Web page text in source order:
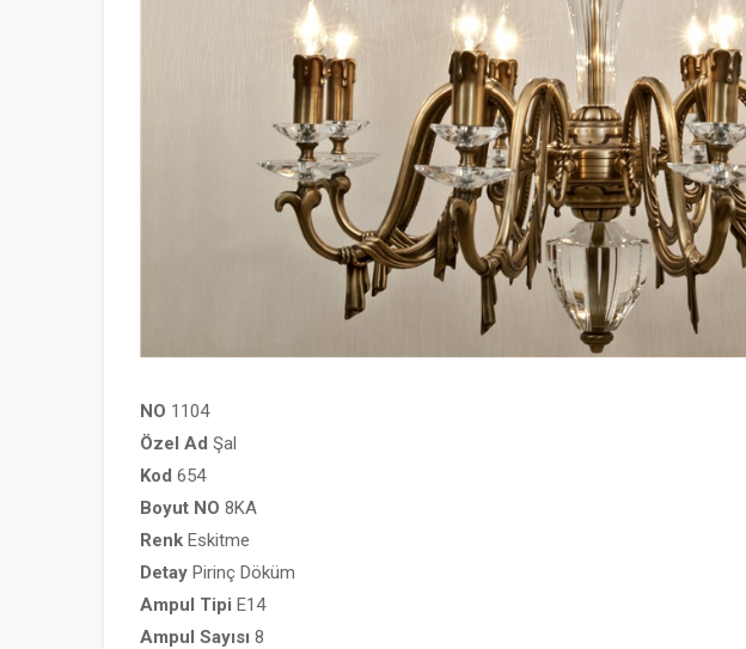
NO 1104
Özel Ad Şal
Kod 654
Boyut NO 8KA
Renk Eskitme
Detay Pirinç Döküm
Ampul Tipi E14
Ampul Sayısı 8